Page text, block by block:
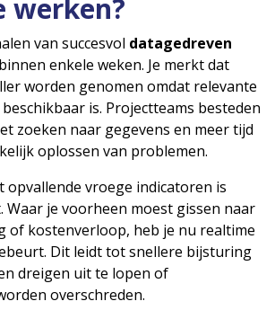
werken?
van succesvol datagedreven
enkele weken. Je merkt dat
worden genomen omdat relevante
is. Projectteams besteden
zoeken naar gegevens en meer tijd
oplossen van problemen.
opvallende vroege indicatoren is
Waar je voorheen moest gissen naar
of kostenverloop, heb je nu realtime
Dit leidt tot snellere bijsturing
dreigen uit te lopen of
overschreden.